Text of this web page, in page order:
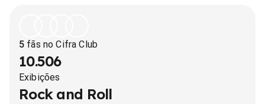
5 fãs no Cifra Club
10.506
Exibições
Rock and Roll